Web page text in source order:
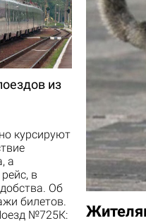
из
курсируют
а
в
Об
билетов.
№725К: